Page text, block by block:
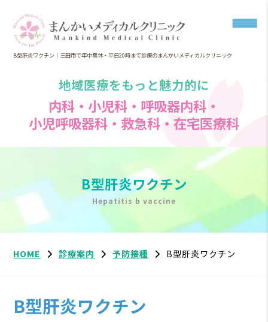
B型肝炎ワクチン｜三田市で年中無休・平日20時まで診療のまんかいメディカルクリニック
地域医療をもっと魅力的に
内科・小児科・呼吸器内科・
小児呼吸器科・救急科・在宅医療科
B型肝炎ワクチン
Hepatitis b vaccine
HOME 診療案内 予防接種 B型肝炎ワクチン
B型肝炎ワクチン